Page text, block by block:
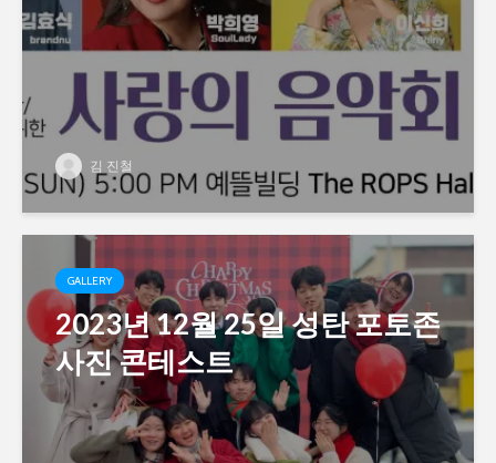
김 진철
GALLERY
2023년 12월 25일 성탄 포토존
사진 콘테스트